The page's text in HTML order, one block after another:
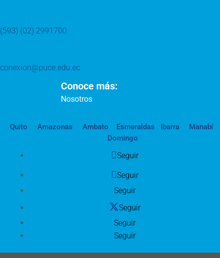
(593) (02) 2991700
conexion@puce.edu.ec
Conoce más:
Nosotros
Quito Amazonas Ambato Esmeraldas Ibarra
Manabí
Domingo
Seguir
Seguir
Seguir
Seguir
Seguir
Seguir